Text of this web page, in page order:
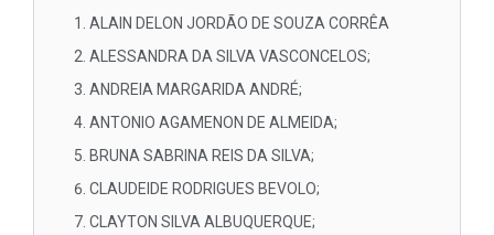
ALAIN DELON JORDÃO DE SOUZA CORRÊA
ALESSANDRA DA SILVA VASCONCELOS;
ANDREIA MARGARIDA ANDRÉ;
ANTONIO AGAMENON DE ALMEIDA;
BRUNA SABRINA REIS DA SILVA;
CLAUDEIDE RODRIGUES BEVOLO;
CLAYTON SILVA ALBUQUERQUE;